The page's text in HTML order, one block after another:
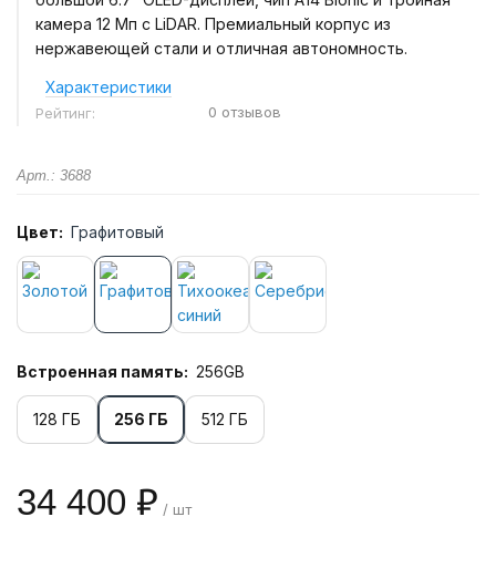
камера 12 Мп с LiDAR. Премиальный корпус из
нержавеющей стали и отличная автономность.
Характеристики
Рейтинг: 0 отзывов
Арт.: 3688
Цвет: Графитовый
Встроенная память: 256GB
128 ГБ 256 ГБ 512 ГБ
34 400 ₽ / шт